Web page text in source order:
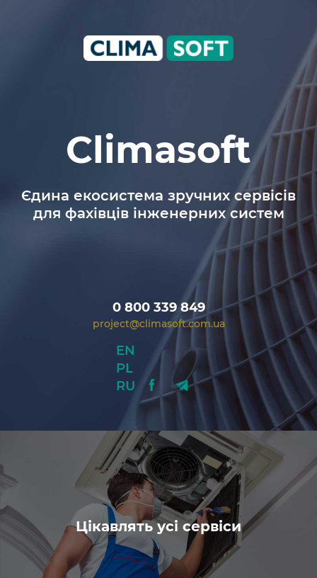
Climasoft
Єдина екосистема зручних сервісів
для фахівців інженерних систем
0 800 339 849
project@climasoft.com.ua
EN
PL
RU
Цікавлять усі сервіси